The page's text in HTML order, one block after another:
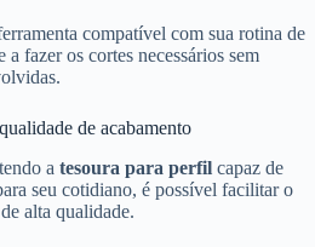
compatível com sua rotina de
fazer os cortes necessários sem
de acabamento
a tesoura para perfil capaz de
seu cotidiano, é possível facilitar o
alta qualidade.